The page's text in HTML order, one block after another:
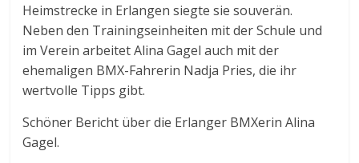
Heimstrecke in Erlangen siegte sie souverän.
Neben den Trainingseinheiten mit der Schule und
im Verein arbeitet Alina Gagel auch mit der
ehemaligen BMX-Fahrerin Nadja Pries, die ihr
wertvolle Tipps gibt.
Schöner Bericht über die Erlanger BMXerin Alina
Gagel.